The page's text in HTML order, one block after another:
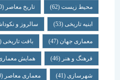
محیط زیست(62) تاریخ معاصر(60)
ابنیه تاریخی(53) سالروز و نکوداشت(52)
معماری جهان (47) بافت تاریخی(47)
فرهنگ و هنر(46) همایش معماری (46)
شهرسازی(41) معماری معاصر(40)